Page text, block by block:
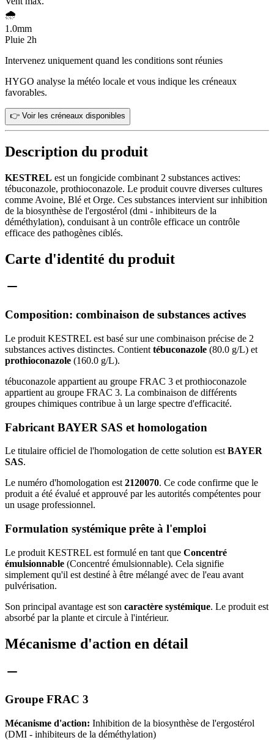
🌧️
1.0mm
Pluie 2h
Intervenez uniquement quand les conditions sont réunies
HYGO analyse la météo locale et vous indique les créneaux
favorables.
👉 Voir les créneaux disponibles
Description du produit
KESTREL est un fongicide combinant 2 substances actives:
tébuconazole, prothioconazole. Le produit couvre diverses cultures
comme Avoine, Blé et Orge. Ces substances intervient sur inhibition
de la biosynthèse de l'ergostérol (dmi - inhibiteurs de la
déméthylation), conduisant à un contrôle efficace un contrôle
efficace des pathogènes ciblés.
Carte d'identité du produit
Composition: combinaison de substances actives
Le produit KESTREL est basé sur une combinaison précise de 2
substances actives distinctes. Contient tébuconazole (80.0 g/L) et
prothioconazole (160.0 g/L).
tébuconazole appartient au groupe FRAC 3 et prothioconazole
appartient au groupe FRAC 3. La combinaison de différents
groupes chimiques contribue à un large spectre d'efficacité.
Fabricant BAYER SAS et homologation
Le titulaire officiel de l'homologation de cette solution est BAYER
SAS.
Le numéro d'homologation est 2120070. Ce code confirme que le
produit a été évalué et approuvé par les autorités compétentes pour
un usage professionnel.
Formulation systémique prête à l'emploi
Le produit KESTREL est formulé en tant que Concentré
émulsionnable (Concentré émulsionnable). Cela signifie
simplement qu'il est destiné à être mélangé avec de l'eau avant
pulvérisation.
Son principal avantage est son caractère systémique. Le produit est
absorbé par la plante et circule à l'intérieur.
Mécanisme d'action en détail
Groupe FRAC 3
Mécanisme d'action: Inhibition de la biosynthèse de l'ergostérol
(DMI - inhibiteurs de la déméthylation)